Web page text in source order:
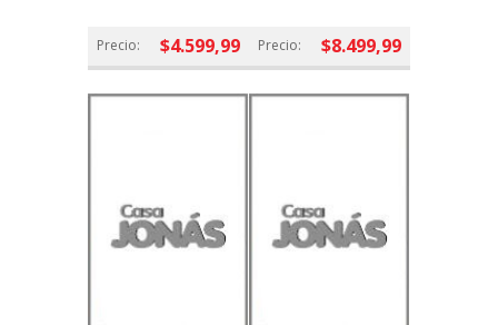
Precio: $4.599,99 Precio: $8.499,99